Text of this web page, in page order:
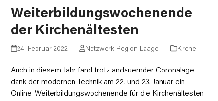
Weiterbildungswochenende
der Kirchenältesten
24. Februar 2022 Netzwerk Region Laage Kirche
Auch in diesem Jahr fand trotz andauernder Coronalage
dank der modernen Technik am 22. und 23. Januar ein
Online-Weiterbildungswochenende für die Kirchenältesten